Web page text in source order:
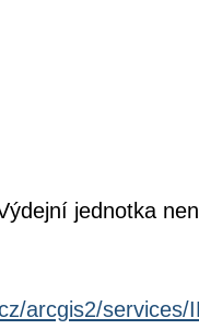
jednotka
arcgis2/